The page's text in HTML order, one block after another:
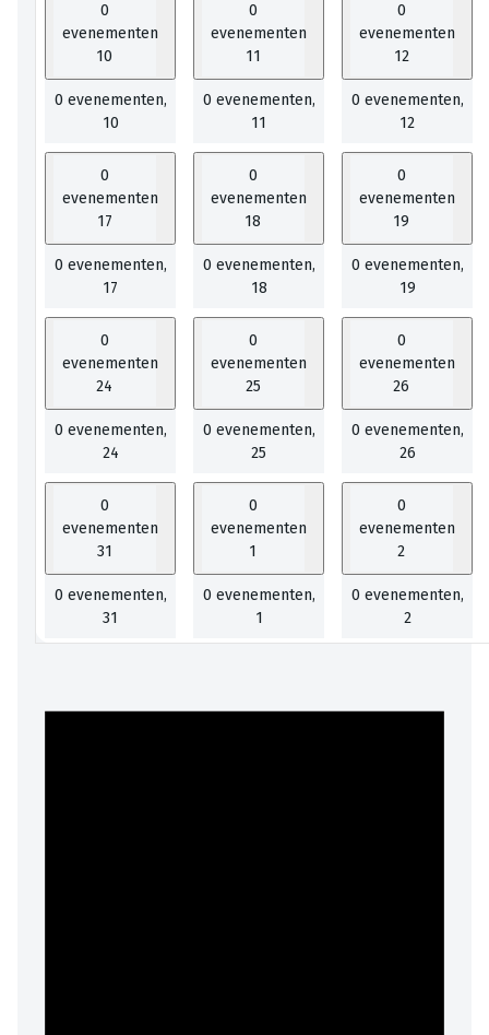
0
evenementen
10
0 evenementen,
10
0
evenementen
11
0 evenementen,
11
0
evenementen
12
0 evenementen,
12
0
evenementen
17
0 evenementen,
17
0
evenementen
18
0 evenementen,
18
0
evenementen
19
0 evenementen,
19
0
evenementen
24
0 evenementen,
24
0
evenementen
25
0 evenementen,
25
0
evenementen
26
0 evenementen,
26
0
evenementen
31
0 evenementen,
31
0
evenementen
1
0 evenementen,
1
0
evenementen
2
0 evenementen,
2